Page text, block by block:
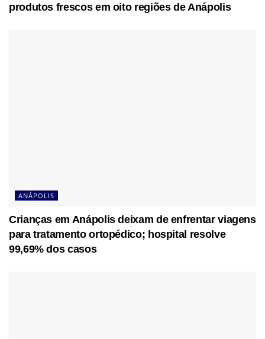
produtos frescos em oito regiões de Anápolis
ANÁPOLIS
Crianças em Anápolis deixam de enfrentar viagens
para tratamento ortopédico; hospital resolve
99,69% dos casos